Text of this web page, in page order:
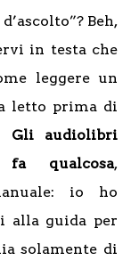
Beh,
in testa che
leggere un
letto prima di
Gli audiolibri
qualcosa,
io ho
alla guida per
solamente di